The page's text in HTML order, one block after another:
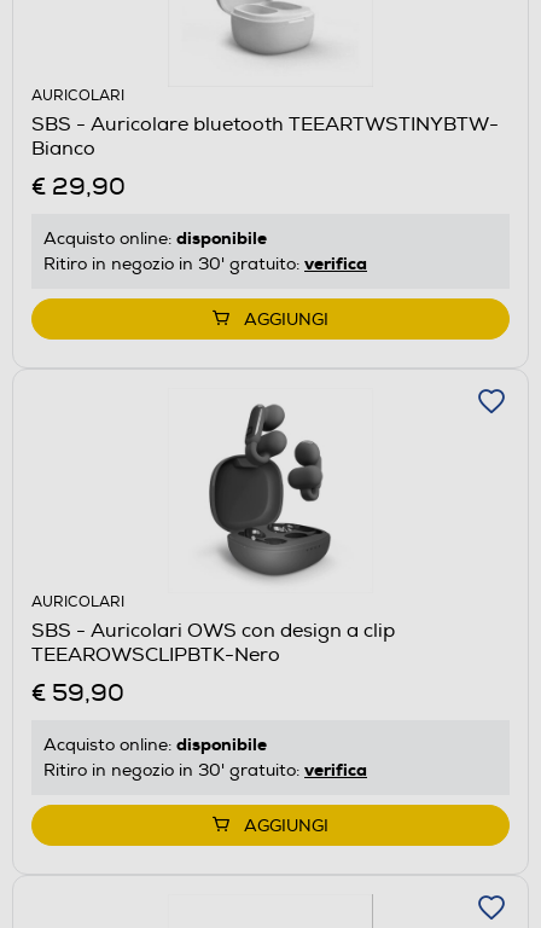
AURICOLARI
SBS - Auricolare bluetooth TEEARTWSTINYBTW-
Bianco
€ 29,90
Acquisto online: disponibile
Ritiro in negozio in 30' gratuito: verifica
AGGIUNGI
AURICOLARI
SBS - Auricolari OWS con design a clip
TEEAROWSCLIPBTK-Nero
€ 59,90
Acquisto online: disponibile
Ritiro in negozio in 30' gratuito: verifica
AGGIUNGI